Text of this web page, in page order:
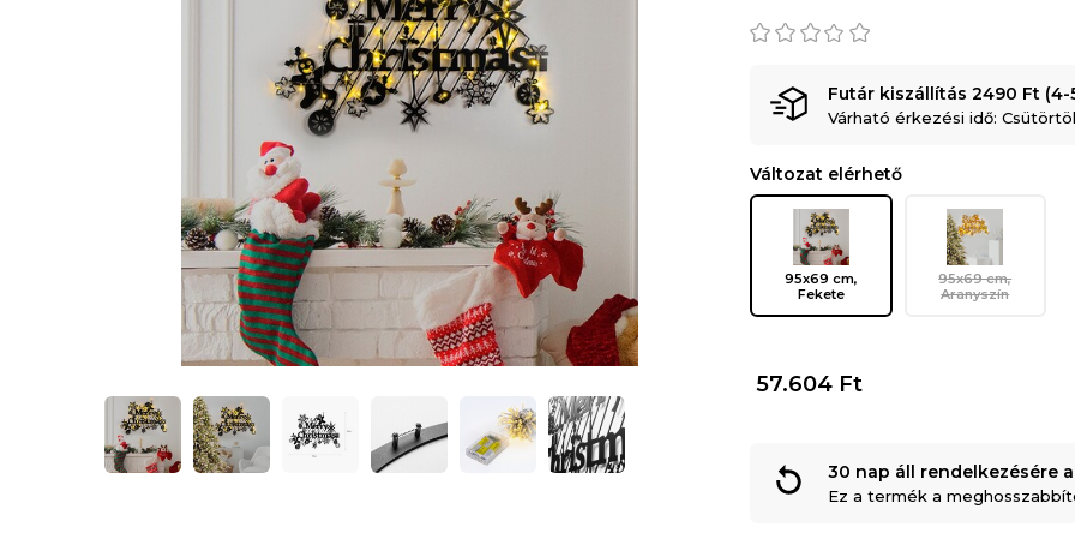
Futár kiszállítás 2490 Ft (4-
Várható érkezési idő:
Változat elérhető
95x69 cm,
Fekete
95x69 cm,
Aranyszín
57.604 Ft
30 nap áll rendelkezésére
Ez a termék a